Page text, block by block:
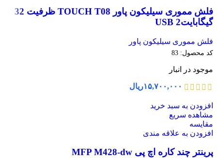
فلش مموری سیلیکون پاور TOUCH T08 ظرفیت 32
گیگابایتUSB 2
فلش مموری سیلیکون پاور
کد محصول: 83
موجود در انبار
۱۵,۷۰۰,۰۰۰ریال
افزودن به سبد خرید
مشاهده سریع
مقایسه
افزودن به علاقه مندی
پرینتر چند کاره اچ پی MFP M428-dw